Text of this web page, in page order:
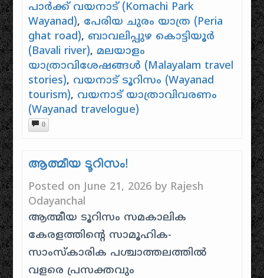
പാർക്ക് വയനാട് (Komachi Park
Wayanad), പേരിയ ചുരം യാത്ര (Peria
ghat road), ബാവലിപ്പുഴ കൊട്ടിയൂർ
(Bavali river), മലയാളം
യാത്രാവിശേഷങ്ങൾ (Malayalam travel
stories), വയനാട് ടൂറിസം (Wayanad
tourism), വയനാട് യാത്രാവിവരണം
(Wayanad travelogue)
0
ആത്മീയ ടൂറിസം!
Posted on June 21, 2026 by Rajesh
Odayanchal
ആത്മീയ ടൂറിസം സമകാലിക
കേരളത്തിന്റെ സാമൂഹിക-
സാംസ്കാരിക പശ്ചാത്തലത്തിൽ
വളരെ പ്രസക്തവും